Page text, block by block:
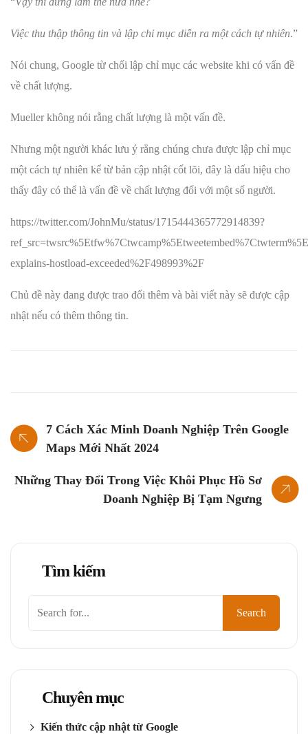
Việc thu thập thông tin và lập chỉ mục diễn ra một cách tự nhiên.”
Nói chung, Google từ chối lập chỉ mục các website khi có vấn đề
về chất lượng.
Mueller không nói rằng chất lượng là một vấn đề.
Nhưng một người khác lưu ý rằng chúng chưa được lập chỉ mục
một cách tự nhiên kể từ bản cập nhật cốt lõi, đây là dấu hiệu cho
thấy đây có thể là vấn đề về chất lượng đối với một số người.
https://twitter.com/JohnMu/status/1715444365772914839?
explains-hostload-exceeded%2F498993%2F
Chủ đề này đang được trao đổi thêm và bài viết này sẽ được cập
nhật nếu có thêm thông tin.
7 Cách Xác Minh Doanh Nghiệp Trên Google
Maps Mới Nhất 2024
Những Thay Đổi Trong Việc Khôi Phục Hồ Sơ
Doanh Nghiệp Bị Tạm Ngưng
Tìm kiếm
Search
Chuyên mục
Kiến thức cập nhật từ Google